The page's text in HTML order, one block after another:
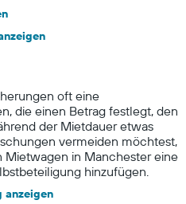
oft eine
die einen Betrag festlegt, den
der Mietdauer etwas
vermeiden möchtest,
in Manchester eine
hinzufügen.